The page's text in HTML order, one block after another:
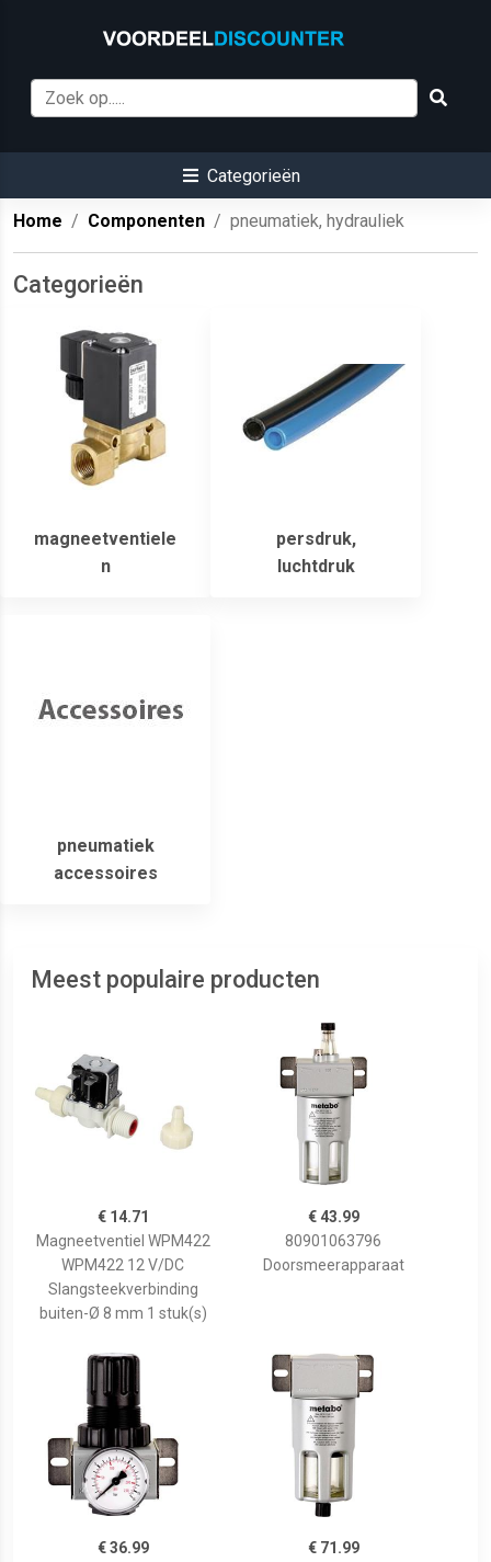
Categorieën
Home Componenten pneumatiek, hydrauliek
Categorieën
magneetventiele
n
persdruk,
luchtdruk
pneumatiek
accessoires
Meest populaire producten
€ 14.71
Magneetventiel WPM422
WPM422 12 V/DC
Slangsteekverbinding
buiten-Ø 8 mm 1 stuk(s)
€ 43.99
80901063796
Doorsmeerapparaat
€ 36.99
€ 71.99